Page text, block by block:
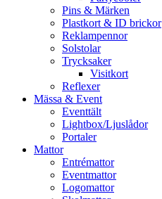
Pins & Märken
Plastkort & ID brickor
Reklampennor
Solstolar
Trycksaker
Visitkort
Reflexer
Mässa & Event
Eventtält
Lightbox/Ljuslådor
Portaler
Mattor
Entrémattor
Eventmattor
Logomattor